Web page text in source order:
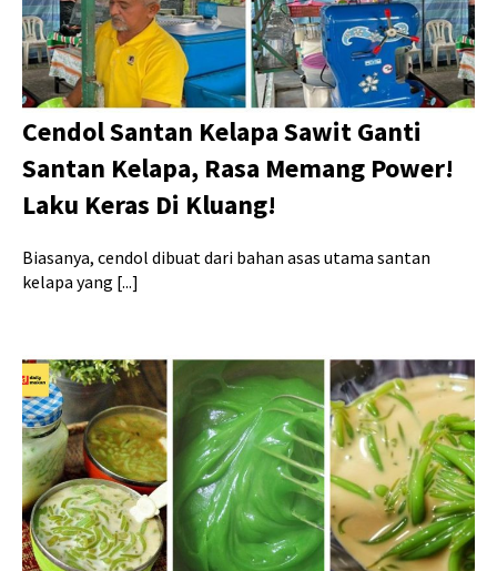
Cendol Santan Kelapa Sawit Ganti
Santan Kelapa, Rasa Memang Power!
Laku Keras Di Kluang!
Biasanya, cendol dibuat dari bahan asas utama santan
kelapa yang [...]